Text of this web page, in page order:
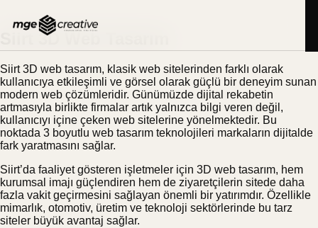
Siirt 3D Web Tasarım
Siirt 3D web tasarım, klasik web sitelerinden farklı olarak
kullanıcıya etkileşimli ve görsel olarak güçlü bir deneyim sunan
modern web çözümleridir. Günümüzde dijital rekabetin
artmasıyla birlikte firmalar artık yalnızca bilgi veren değil,
kullanıcıyı içine çeken web sitelerine yönelmektedir. Bu
noktada 3 boyutlu web tasarım teknolojileri markaların dijitalde
fark yaratmasını sağlar.
Siirt’da faaliyet gösteren işletmeler için 3D web tasarım, hem
kurumsal imajı güçlendiren hem de ziyaretçilerin sitede daha
fazla vakit geçirmesini sağlayan önemli bir yatırımdır. Özellikle
mimarlık, otomotiv, üretim ve teknoloji sektörlerinde bu tarz
siteler büyük avantaj sağlar.